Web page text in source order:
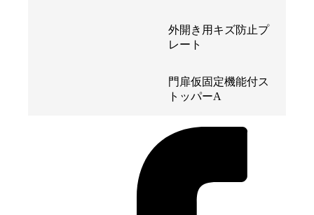
外開き用キズ防止プ
レート
門扉仮固定機能付ス
トッパーA